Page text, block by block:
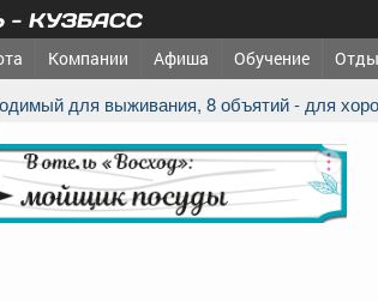
КУЗБАСС
Компании Афиша Обучение
для выживания, 8 объятий - для